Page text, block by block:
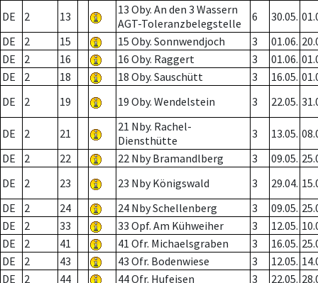
DE
2 13
13 Oby. An den 3 Wassern
AGT-Toleranzbelegstelle
6 30.05.
DE
2 15 15 Oby. Sonnwendjoch 3 01.06.
DE
2 16 16 Oby. Raggert 3 01.06.
DE
2 18 18 Oby. Sauschütt 3 16.05.
DE
2 19 19 Oby. Wendelstein 3 22.05.
DE 2 21
21 Nby. Rachel-
Diensthütte
3 13.05.
DE
2 22 22 Nby Bramandlberg 3 09.05.
DE
2 23 23 Nby Königswald 3 29.04.
DE
2 24 24 Nby Schellenberg 3 09.05.
DE
2 33 33 Opf. Am Kühweiher 3 12.05.
DE
2 41 41 Ofr. Michaelsgraben 3 16.05.
DE
2 43 43 Ofr. Bodenwiese 3 12.05.
DE
2 44 44 Ofr. Hufeisen 3 22.05.